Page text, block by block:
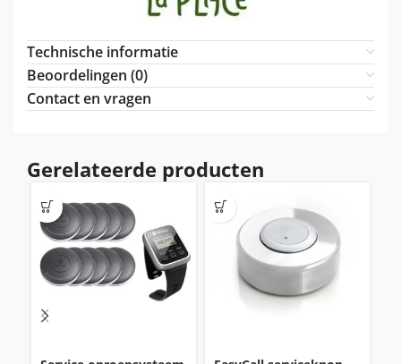
Technische informatie
Beoordelingen (0)
Contact en vragen
Gerelateerde producten